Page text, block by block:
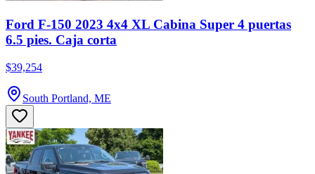
Ford F-150 2023 4x4 XL Cabina Super 4 puertas
6.5 pies. Caja corta
$39,254
South Portland, ME